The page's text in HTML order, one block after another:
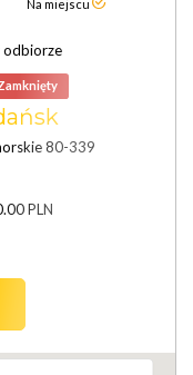
Na miejscu
odbiorze
80-339
PLN